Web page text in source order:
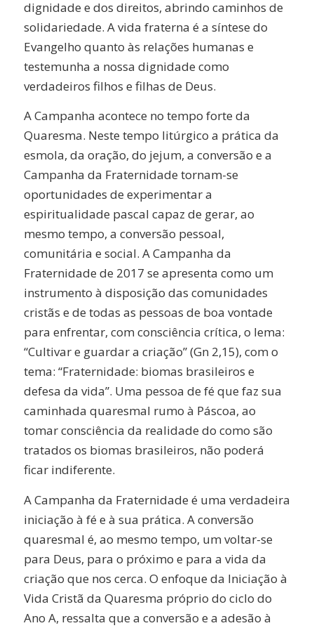
dignidade e dos direitos, abrindo caminhos de
solidariedade. A vida fraterna é a síntese do
Evangelho quanto às relações humanas e
testemunha a nossa dignidade como
verdadeiros filhos e filhas de Deus.
A Campanha acontece no tempo forte da
Quaresma. Neste tempo litúrgico a prática da
esmola, da oração, do jejum, a conversão e a
Campanha da Fraternidade tornam-se
oportunidades de experimentar a
espiritualidade pascal capaz de gerar, ao
mesmo tempo, a conversão pessoal,
comunitária e social. A Campanha da
Fraternidade de 2017 se apresenta como um
instrumento à disposição das comunidades
cristãs e de todas as pessoas de boa vontade
para enfrentar, com consciência crítica, o lema:
“Cultivar e guardar a criação” (Gn 2,15), com o
tema: “Fraternidade: biomas brasileiros e
defesa da vida”. Uma pessoa de fé que faz sua
caminhada quaresmal rumo à Páscoa, ao
tomar consciência da realidade do como são
tratados os biomas brasileiros, não poderá
ficar indiferente.
A Campanha da Fraternidade é uma verdadeira
iniciação à fé e à sua prática. A conversão
quaresmal é, ao mesmo tempo, um voltar-se
para Deus, para o próximo e para a vida da
criação que nos cerca. O enfoque da Iniciação à
Vida Cristã da Quaresma próprio do ciclo do
Ano A, ressalta que a conversão e a adesão à